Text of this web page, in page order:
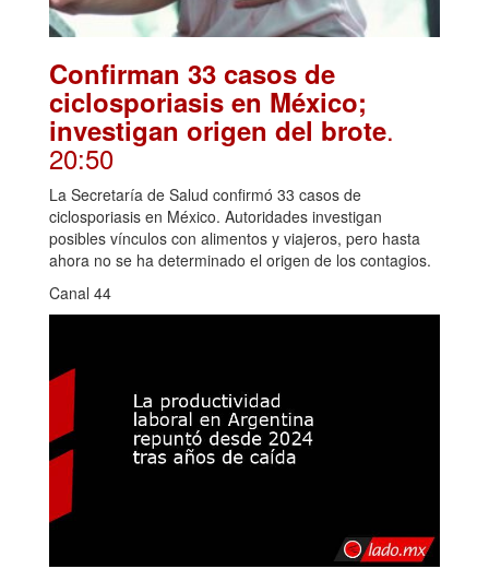
Confirman 33 casos de
ciclosporiasis en México;
investigan origen del brote.
20:50
La Secretaría de Salud confirmó 33 casos de
ciclosporiasis en México. Autoridades investigan
posibles vínculos con alimentos y viajeros, pero hasta
ahora no se ha determinado el origen de los contagios.
Canal 44